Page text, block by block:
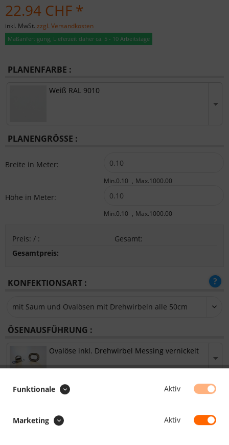
22.94 CHF *
inkl. MwSt. zzgl. Versandkosten
Maßanfertigung, Lieferzeit daher ca. 5 - 10 Arbeitstage
PLANENFARBE :
Weiß RAL 9010
PLANENGRÖSSE :
Breite in Meter:
Min.0.10 Max.1000.00
Höhe in Meter:
Min.0.10 Max.1000.00
Preis: / : Gesamt:
Gesamtpreis:
KONFEKTIONSART :
ÖSENAUSFÜHRUNG :
Ovalöse inkl. Drehwirbel Messing vernickelt
SONDERAUSFÜHRUNG :
Funktionale Aktiv
Marketing Aktiv